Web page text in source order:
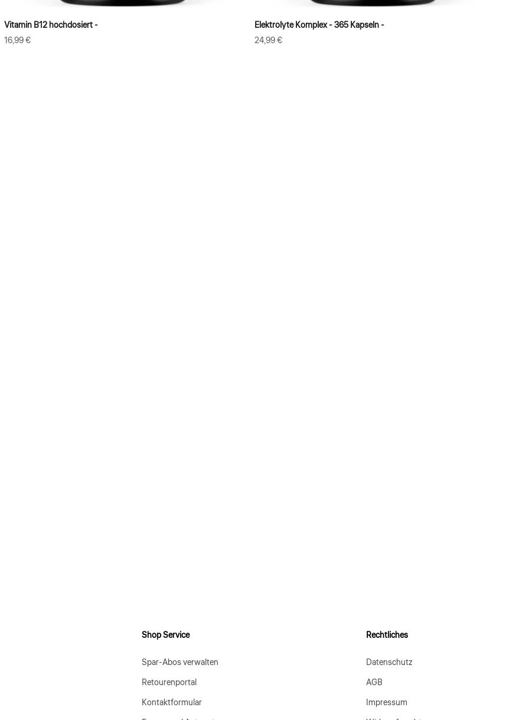
Vitamin B12 hochdosiert -
Angebot
16,99 €
Elektrolyte Komplex - 365 Kapseln -
Angebot
24,99 €
Shop Service
Spar-Abos verwalten
Retourenportal
Kontaktformular
Rechtliches
Datenschutz
AGB
Impressum